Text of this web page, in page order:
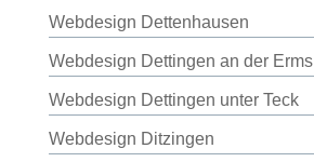
Webdesign Dettenhausen
Webdesign Dettingen an der Erms
Webdesign Dettingen unter Teck
Webdesign Ditzingen